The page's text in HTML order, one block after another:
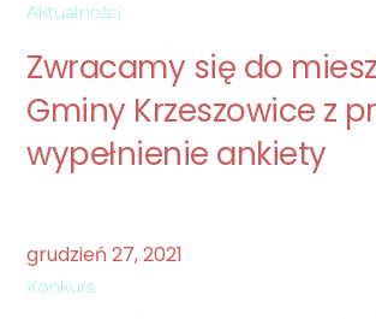
Aktualności
Zwracamy się do
Gminy Krzeszowice z
wypełnienie ankiety
grudzień 27,2021
Konkurs